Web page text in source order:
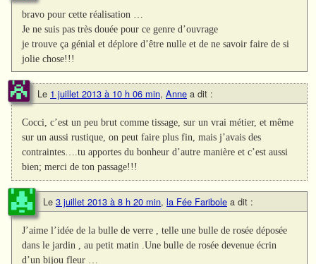
bravo pour cette réalisation …
Je ne suis pas très douée pour ce genre d’ouvrage
je trouve ça génial et déplore d’être nulle et de ne savoir faire de si
jolie chose!!!
Le 1 juillet 2013 à 10 h 06 min, Anne a dit :
Cocci, c’est un peu brut comme tissage, sur un vrai métier, et même
sur un aussi rustique, on peut faire plus fin, mais j’avais des
contraintes….tu apportes du bonheur d’autre manière et c’est aussi
bien; merci de ton passage!!!
Le 3 juillet 2013 à 8 h 20 min, la Fée Faribole a dit :
J’aime l’idée de la bulle de verre , telle une bulle de rosée déposée
dans le jardin , au petit matin .Une bulle de rosée devenue écrin
d’un bijou fleur …